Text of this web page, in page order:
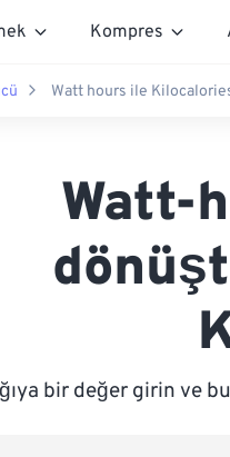
Kompres
Watt hours ile
Watt-
bir değer girin ve